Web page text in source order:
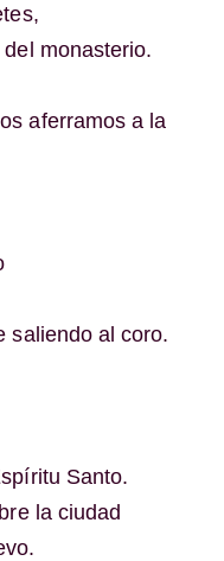
monasterio.
aferramos a la
saliendo al coro.
Santo.
la ciudad